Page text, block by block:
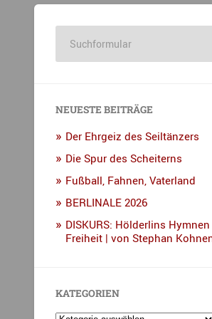
NEUESTE BEITRÄGE
Der Ehrgeiz des Seiltänzers
Die Spur des Scheiterns
Fußball, Fahnen, Vaterland
BERLINALE 2026
DISKURS: Hölderlins
Freiheit | von Stephan
KATEGORIEN